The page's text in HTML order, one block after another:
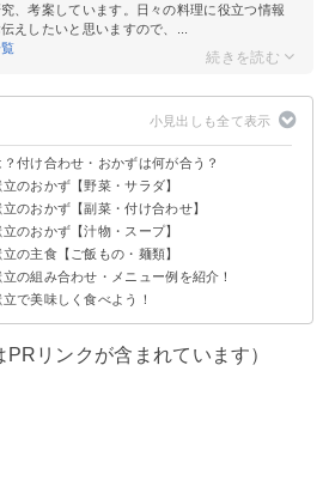
、考案しています。日々の料理に役立つ情報
えしたいと思いますので、...
付け合わせ・おかずは何が合う？
のおかず【野菜・サラダ】
サラダ
ぱりサラダ
のおかず【副菜・付け合わせ】
ーリック和え
のおかず【汁物・スープ】
ープ
プ
の主食【ご飯もの・麺類】
メン
の組み合わせ・メニュー例を紹介！
で美味しく食べよう！
PRリンクが含まれています）